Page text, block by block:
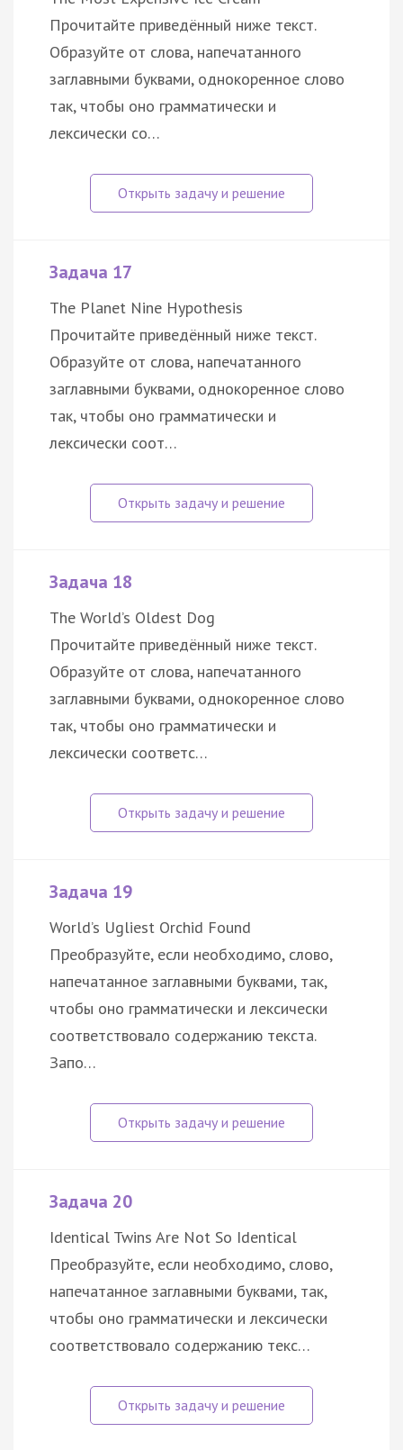
Прочитайте приведённый ниже текст.
Образуйте от слова, напечатанного
заглавными буквами, однокоренное слово
так, чтобы оно грамматически и
лексически со…
Задача 17
The Planet Nine Hypothesis
Прочитайте приведённый ниже текст.
Образуйте от слова, напечатанного
заглавными буквами, однокоренное слово
так, чтобы оно грамматически и
лексически соот…
Задача 18
The World’s Oldest Dog
Прочитайте приведённый ниже текст.
Образуйте от слова, напечатанного
заглавными буквами, однокоренное слово
так, чтобы оно грамматически и
лексически соответс…
Задача 19
World’s Ugliest Orchid Found
Преобразуйте, если необходимо, слово,
напечатанное заглавными буквами, так,
чтобы оно грамматически и лексически
соответствовало содержанию текста.
Запо…
Задача 20
Identical Twins Are Not So Identical
Преобразуйте, если необходимо, слово,
напечатанное заглавными буквами, так,
чтобы оно грамматически и лексически
соответствовало содержанию текс…